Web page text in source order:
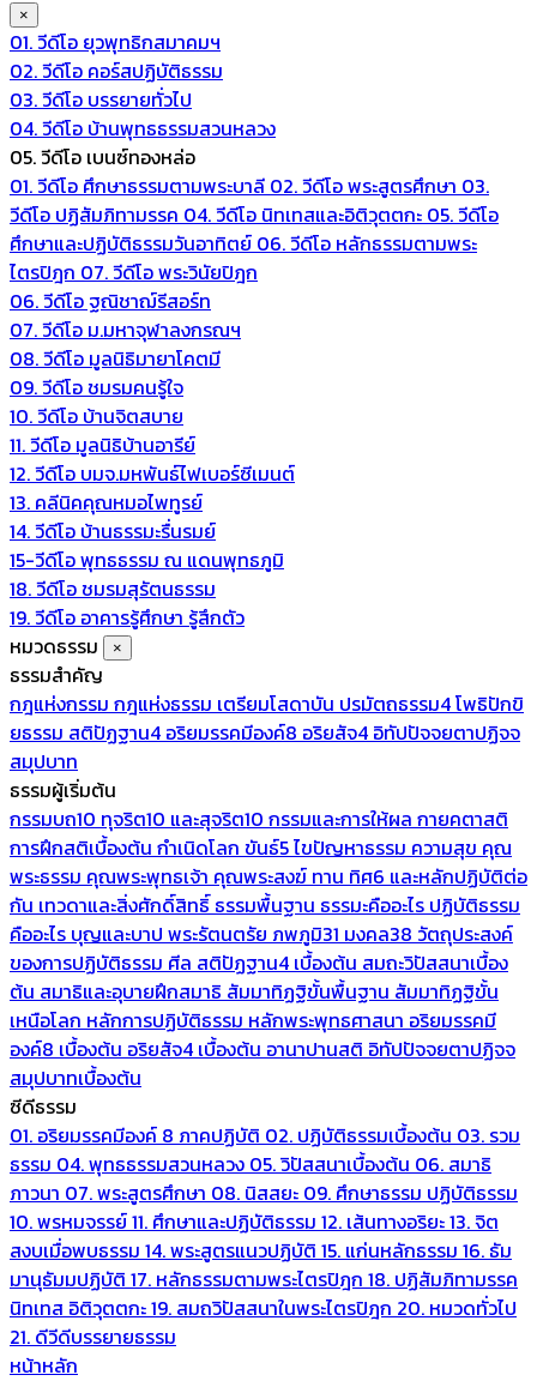
×
01. วีดีโอ ยุวพุทธิกสมาคมฯ
02. วีดีโอ คอร์สปฏิบัติธรรม
03. วีดีโอ บรรยายทั่วไป
04. วีดีโอ บ้านพุทธธรรมสวนหลวง
05. วีดีโอ เบนซ์ทองหล่อ
01. วีดีโอ ศึกษาธรรมตามพระบาลี 02. วีดีโอ พระสูตรศึกษา 03.
วีดีโอ ปฏิสัมภิทามรรค 04. วีดีโอ นิทเทสและอิติวุตตกะ 05. วีดีโอ
ศึกษาและปฏิบัติธรรมวันอาทิตย์ 06. วีดีโอ หลักธรรมตามพระ
ไตรปิฎก 07. วีดีโอ พระวินัยปิฎก
06. วีดีโอ ฐณิชาฌ์รีสอร์ท
07. วีดีโอ ม.มหาจุฬาลงกรณฯ
08. วีดีโอ มูลนิธิมายาโคตมี
09. วีดีโอ ชมรมคนรู้ใจ
10. วีดีโอ บ้านจิตสบาย
11. วีดีโอ มูลนิธิบ้านอารีย์
12. วีดีโอ บมจ.มหพันธ์ไฟเบอร์ซีเมนต์
13. คลีนิคคุณหมอไพทูรย์
14. วีดีโอ บ้านธรรมะรื่นรมย์
15-วีดีโอ พุทธธรรม ณ แดนพุทธภูมิ
18. วีดีโอ ชมรมสุรัตนธรรม
19. วีดีโอ อาคารรู้ศึกษา รู้สึกตัว
หมวดธรรม
×
ธรรมสำคัญ
กฎแห่งกรรม กฎแห่งธรรม เตรียมโสดาบัน ปรมัตถธรรม4โพธิปักขิ
ยธรรม สติปัฏฐาน4 อริยมรรคมีองค์8 อริยสัจ4 อิทัปปัจจยตาปฏิจจ
สมุปบาท
ธรรมผู้เริ่มต้น
กรรมบถ10 ทุจริต10 และสุจริต10 กรรมและการให้ผล กายคตาสติ
การฝึกสติเบื้องต้น กำเนิดโลก ขันธ์5ไขปัญหาธรรม ความสุข คุณ
พระธรรม คุณพระพุทธเจ้า คุณพระสงฆ์ ทาน ทิศ6 และหลักปฏิบัติต่อ
กัน เทวดาและสิ่งศักดิ์สิทธิ์ธรรมพื้นฐาน ธรรมะคืออะไร ปฏิบัติธรรม
คืออะไร บุญและบาป พระรัตนตรัย ภพภูมิ31 มงคล38 วัตถุประสงค์
ของการปฏิบัติธรรม ศีล สติปัฏฐาน4 เบื้องต้น สมถะวิปัสสนาเบื้อง
ต้น สมาธิและอุบายฝึกสมาธิ สัมมาทิฏฐิขั้นพื้นฐาน สัมมาทิฏฐิขั้น
เหนือโลก หลักการปฏิบัติธรรม หลักพระพุทธศาสนา อริยมรรคมี
องค์8 เบื้องต้น อริยสัจ4 เบื้องต้น อานาปานสติ อิทัปปัจจยตาปฏิจจ
สมุปบาทเบื้องต้น
ซีดีธรรม
01. อริยมรรคมีองค์ 8 ภาคปฏิบัติ 02. ปฏิบัติธรรมเบื้องต้น 03. รวม
ธรรม 04. พุทธธรรมสวนหลวง 05. วิปัสสนาเบื้องต้น 06. สมาธิ
ภาวนา 07. พระสูตรศึกษา 08. นิสสยะ 09. ศึกษาธรรม ปฏิบัติธรรม
10. พรหมจรรย์11. ศึกษาและปฏิบัติธรรม 12. เส้นทางอริยะ13. จิต
สงบเมื่อพบธรรม 14. พระสูตรแนวปฏิบัติ 15. แก่นหลักธรรม 16. ธัม
มานุธัมมปฏิบัติ 17. หลักธรรมตามพระไตรปิฎก 18. ปฏิสัมภิทามรรค
นิทเทส อิติวุตตกะ19. สมถวิปัสสนาในพระไตรปิฎก 20. หมวดทั่วไป
21. ดีวีดีบรรยายธรรม
หน้าหลัก